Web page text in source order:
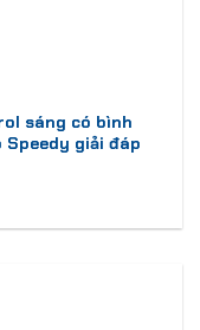
sáng có bình
giải đáp